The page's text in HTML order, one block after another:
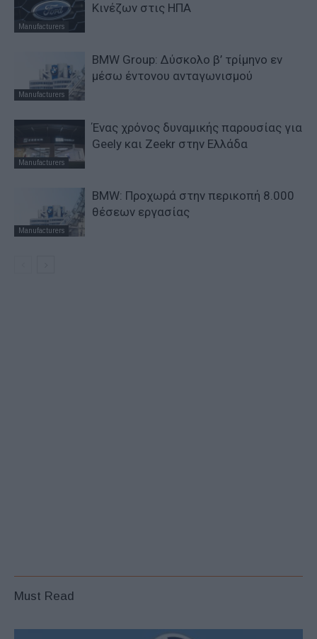
Manufacturers
Κινέζων στις ΗΠΑ
Manufacturers
BMW Group: Δύσκολο β’ τρίμηνο εν
μέσω έντονου ανταγωνισμού
Manufacturers
Ένας χρόνος δυναμικής παρουσίας για
Geely και Zeekr στην Ελλάδα
Manufacturers
BMW: Προχωρά στην περικοπή 8.000
θέσεων εργασίας
Must Read